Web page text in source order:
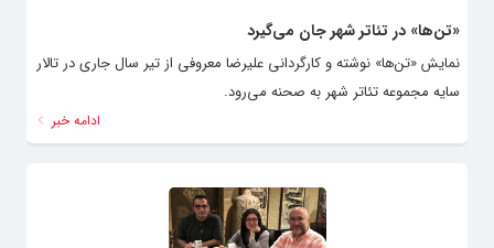
«تن‌ها» در تئاتر شهر جان می‌گیرد
نمایش «تن‌ها» نوشته و کارگردانی علیرضا معروفی از تیر سال جاری در تالار
سایه مجموعه تئاتر شهر به صحنه می‌رود.
ادامه خبر